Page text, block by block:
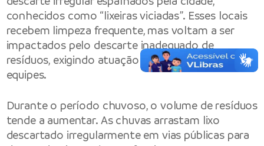
conhecidos como “lixeiras viciadas”. Esses locais
recebem limpeza frequente, mas voltam a ser
impactados pelo descarte inadequado de
resíduos, exigindo atuação permanente das
equipes.
Durante o período chuvoso, o volume de resíduos
tende a aumentar. As chuvas arrastam lixo
descartado irregularmente em vias públicas para